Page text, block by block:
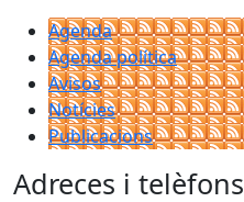
Agenda
Agenda política
Avisos
Notícies
Publicacions
Adreces i telèfons